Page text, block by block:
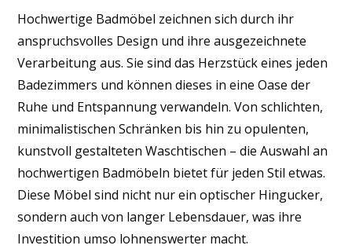
Hochwertige Badmöbel zeichnen sich durch ihr
anspruchsvolles Design und ihre ausgezeichnete
Verarbeitung aus. Sie sind das Herzstück eines jeden
Badezimmers und können dieses in eine Oase der
Ruhe und Entspannung verwandeln. Von schlichten,
minimalistischen Schränken bis hin zu opulenten,
kunstvoll gestalteten Waschtischen – die Auswahl an
hochwertigen Badmöbeln bietet für jeden Stil etwas.
Diese Möbel sind nicht nur ein optischer Hingucker,
sondern auch von langer Lebensdauer, was ihre
Investition umso lohnenswerter macht.